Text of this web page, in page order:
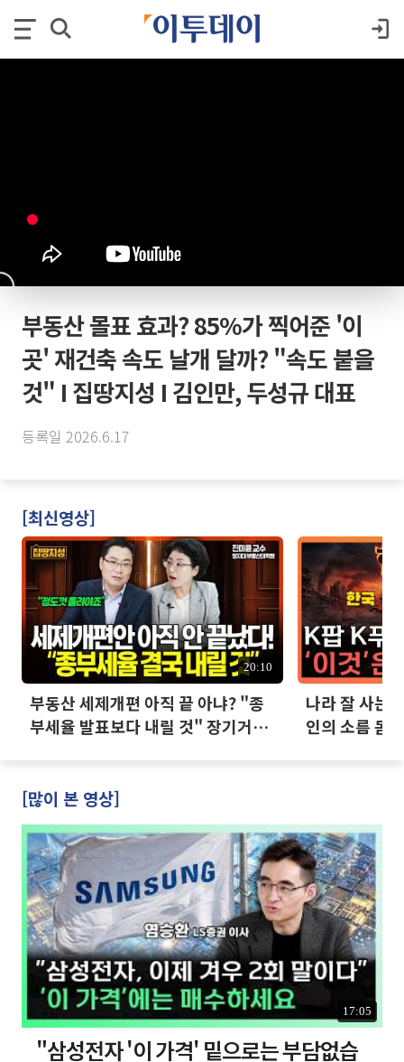
부동산 몰표 효과? 85%가 찍어준 '이
곳' 재건축 속도 날개 달까? "속도 붙을
것" I 집땅지성 I 김인만, 두성규 대표
등록일 2026.6.17
[최신영상]
20:10
부동산 세제개편 아직 끝 아냐? "종
부세율 발표보다 내릴 것" 장기거주
나라 잘 사는
인의 소름 돋
[많이 본 영상]
17:05
"삼성전자 '이 가격' 밑으로는 부담없습